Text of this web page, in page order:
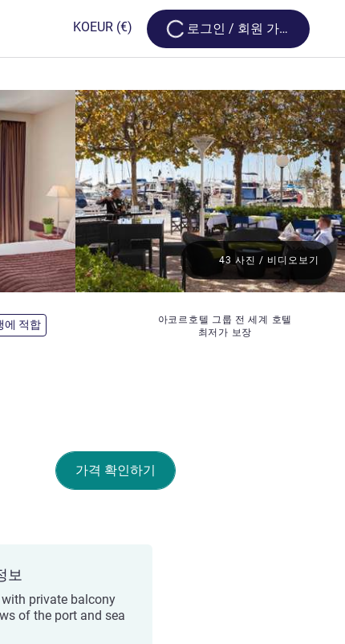
KOEUR (€) Loading...
로그인 / 회원 가입
에 적합
아코르호텔 그룹 전 세계 호텔
최저가 보장
43 사진 / 비디오보기
가격 확인하기
보
private balcony
of the port and sea